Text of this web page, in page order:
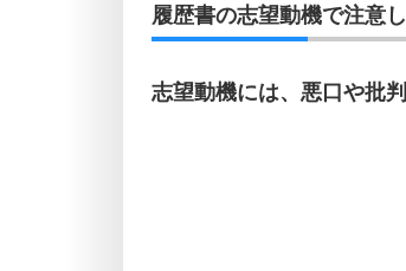
履歴書の志望動機で注意
志望動機には、悪口や批